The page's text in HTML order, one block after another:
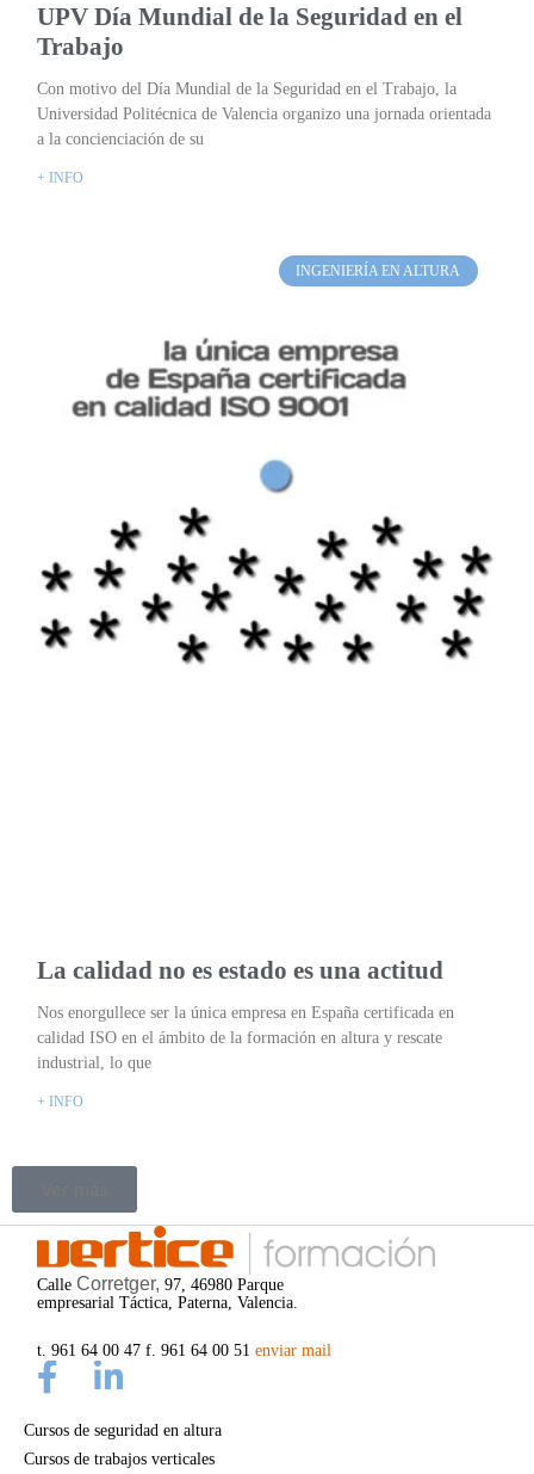
UPV Día Mundial de la Seguridad en el
Trabajo
Con motivo del Día Mundial de la Seguridad en el Trabajo, la
Universidad Politécnica de Valencia organizo una jornada orientada
a la concienciación de su
+ INFO
INGENIERÍA EN ALTURA
La calidad no es estado es una actitud
Nos enorgullece ser la única empresa en España certificada en
calidad ISO en el ámbito de la formación en altura y rescate
industrial, lo que
+ INFO
CalleCorretger, 97, 46980 Parque
empresarial Táctica, Paterna, Valencia.
t. 961 64 00 47 f. 961 64 00 51enviar mail
Cursos de seguridad en altura
Cursos de trabajos verticales